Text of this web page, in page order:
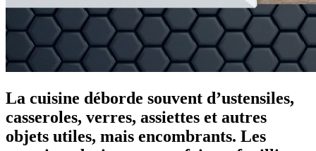
La cuisine déborde souvent d’ustensiles,
casseroles, verres, assiettes et autres
objets utiles, mais encombrants. Les